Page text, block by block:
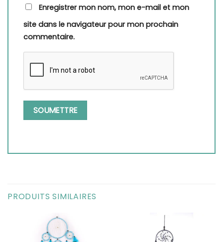
Enregistrer mon nom, mon e-mail et mon
site dans le navigateur pour mon prochain
commentaire.
PRODUITS SIMILAIRES